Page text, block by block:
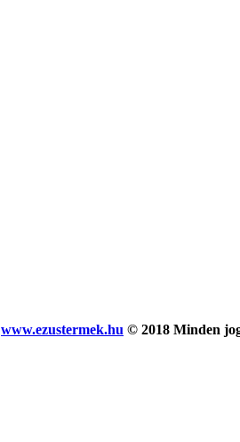
www.ezustermek.hu © 2018 Minden